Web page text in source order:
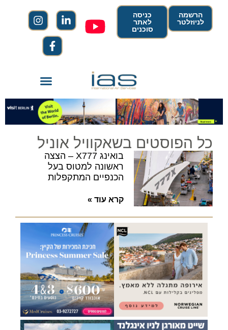
הרשמה
לניוזלטר
כניסה
לאתר
סוכנים
כל הפוסטים בשאקוויל אוניל
בואינג X777 – הצצה
ראשונה למטוס בעל
הכנפיים המתקפלות
קרא עוד »